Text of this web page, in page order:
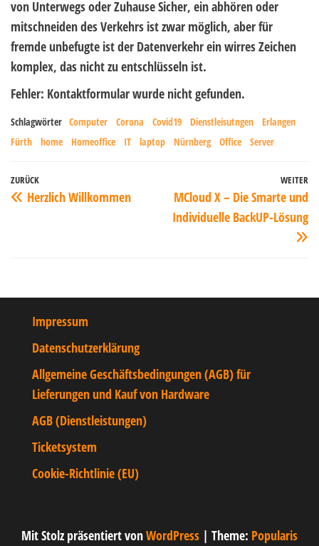
von Unterwegs oder Zuhause Sicher, ein abhören oder
mitschneiden des Verkehrs ist zwar möglich, aber für
fremde unbefugte ist der Datenverkehr ein wirres Zeichen
komplex, das nicht zu entschlüsseln ist.
Fehler: Kontaktformular wurde nicht gefunden.
Schlagwörter Computer Corona Covid19 Dienstleisutngen
Erlangen
Fürth
home Homeoffice IT laptop Nürnberg Office Server
ZURÜCK
Herzlich Willkommen
WEITER
MCloud X – Die Smarte und
Individuelle BackUP-Lösung
Impressum
Datenschutzerklärung
Allgemeine Geschäftsbedingungen (AGB) für
Lieferungen und Kauf von Hardware
AGB (Dienstleistungen)
Ticketsystem
Cookie-Richtlinie (EU)
Mit Stolz präsentiert vonWordPress | Theme: Popularis